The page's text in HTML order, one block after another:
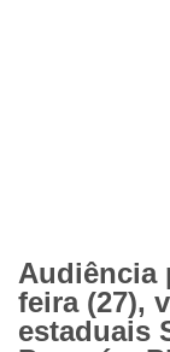
Audiência
feira (27),
estaduais